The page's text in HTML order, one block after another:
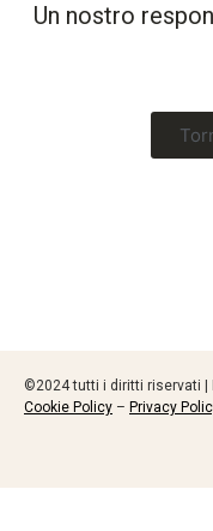
Un nostro
©2024 tutti i diritti riservati |
Cookie Policy – Privacy